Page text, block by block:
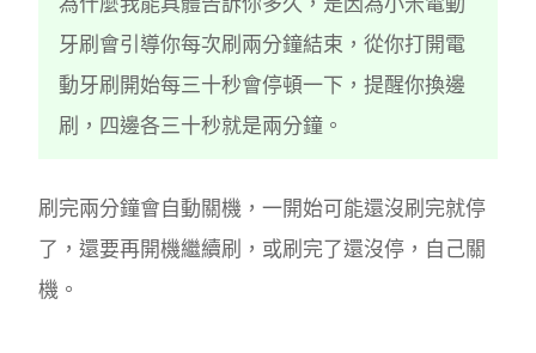
牙刷會引導你每次刷兩分鐘結束，從你打開電
動牙刷開始每三十秒會停頓一下，提醒你換邊
刷，四邊各三十秒就是兩分鐘。
刷完兩分鐘會自動關機，一開始可能還沒刷完就停
了，還要再開機繼續刷，或刷完了還沒停，自己關
機。